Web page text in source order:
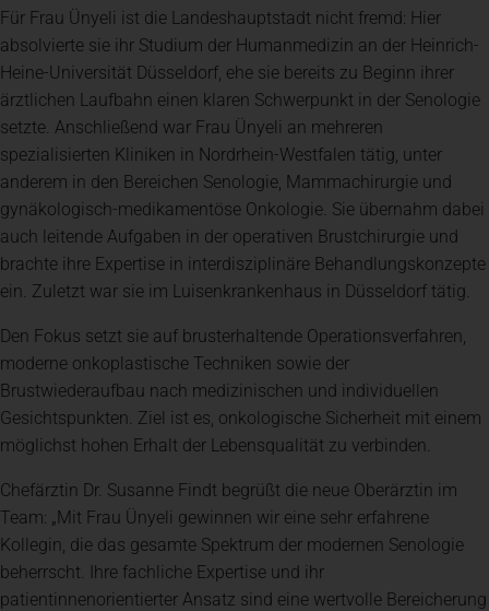
Patientenportal
Für Frau Ünyeli ist die Landeshauptstadt nicht fremd: Hier
absolvierte sie ihr Studium der Humanmedizin an der Heinrich-
Heine-Universität Düsseldorf, ehe sie bereits zu Beginn ihrer
ärztlichen Laufbahn einen klaren Schwerpunkt in der Senologie
setzte. Anschließend war Frau Ünyeli an mehreren
spezialisierten Kliniken in Nordrhein-Westfalen tätig, unter
anderem in den Bereichen Senologie, Mammachirurgie und
gynäkologisch-medikamentöse Onkologie. Sie übernahm dabei
auch leitende Aufgaben in der operativen Brustchirurgie und
brachte ihre Expertise in interdisziplinäre Behandlungskonzepte
ein. Zuletzt war sie im Luisenkrankenhaus in Düsseldorf tätig.
Den Fokus setzt sie auf brusterhaltende Operationsverfahren,
moderne onkoplastische Techniken sowie der
Brustwiederaufbau nach medizinischen und individuellen
Gesichtspunkten. Ziel ist es, onkologische Sicherheit mit einem
möglichst hohen Erhalt der Lebensqualität zu verbinden.
Chefärztin Dr. Susanne Findt begrüßt die neue Oberärztin im
Team: „Mit Frau Ünyeli gewinnen wir eine sehr erfahrene
Kollegin, die das gesamte Spektrum der modernen Senologie
beherrscht. Ihre fachliche Expertise und ihr
patientinnenorientierter Ansatz sind eine wertvolle Bereicherung